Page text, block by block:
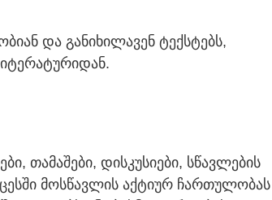
და განიხილავენ ტექსტებს,
თამაშები, დისკუსიები, სწავლების
მოსწავლის აქტიურ ჩართულობას